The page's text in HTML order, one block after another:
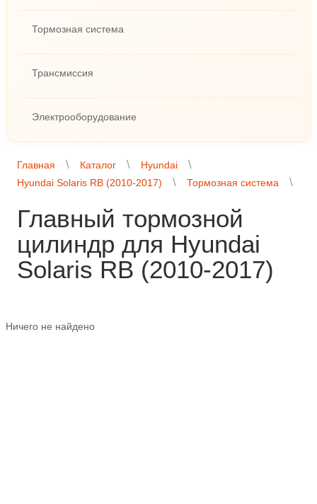
Тормозная система
Трансмиссия
Электрооборудование
Главная Каталог
Hyundai
Hyundai Solaris RB (2010-2017)
Тормозная система
Главный тормозной
цилиндр для Hyundai
Solaris RB (2010-2017)
Ничего не найдено